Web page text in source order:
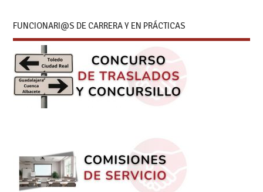
FUNCIONARI@S DE CARRERA Y EN PRÁCTICAS